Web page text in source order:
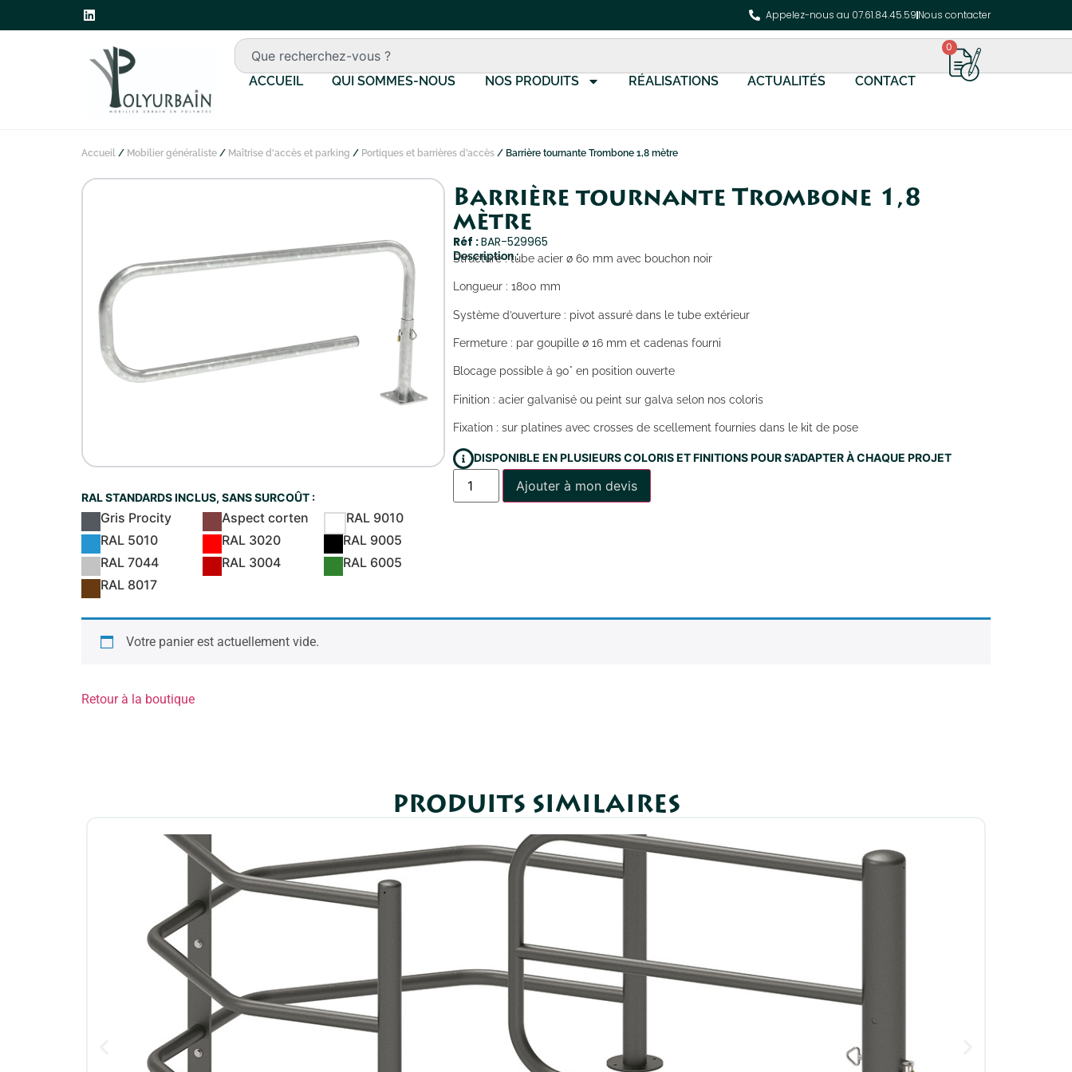
Appelez-nous au 07.61.84.45.59 Nous contacter
ACCUEIL QUI SOMMES-NOUS NOS PRODUITS RÉALISATIONS ACTUALITÉS CONTACT
0
Accueil / Mobilier généraliste / Maîtrise d'accès et parking / Portiques et barrières d’accès / Barrière tournante Trombone 1,8 mètre
RAL STANDARDS INCLUS, SANS SURCOÛT :
Gris Procity Aspect corten
RAL 9010
RAL 5010
RAL 3020
RAL 9005
RAL 7044
RAL 3004
RAL 6005
RAL 8017
Barrière tournante Trombone 1,8
mètre
Réf :BAR-529965
Description :
Structure : tube acier ø 60 mm avec bouchon noir
Longueur : 1800 mm
Système d’ouverture : pivot assuré dans le tube extérieur
Fermeture : par goupille ø 16 mm et cadenas fourni
Blocage possible à 90° en position ouverte
Finition : acier galvanisé ou peint sur galva selon nos coloris
Fixation : sur platines avec crosses de scellement fournies dans le kit de pose
DISPONIBLE EN PLUSIEURS COLORIS ET FINITIONS POUR S’ADAPTER À CHAQUE PROJET
Ajouter à mon devis
Votre panier est actuellement vide.
Retour à la boutique
PRODUITS SIMILAIRES